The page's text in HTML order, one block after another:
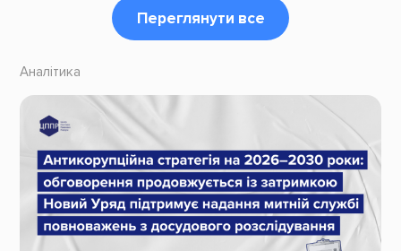
Переглянути все
Аналітика